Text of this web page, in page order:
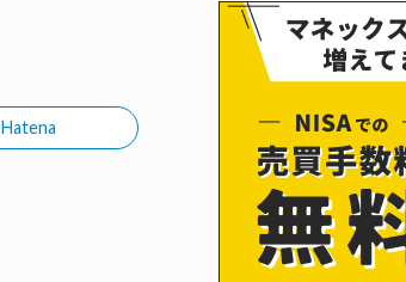
Hatena